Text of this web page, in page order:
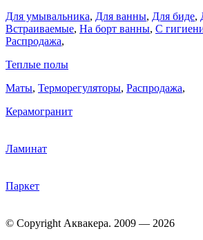
Для умывальника, Для ванны, Для биде,
Встраиваемые, На борт ванны, C
Распродажа,
Теплые полы
Маты, Терморегуляторы, Распродажа,
Керамогранит
Ламинат
Паркет
© Copyright Аквакера. 2009 — 2026